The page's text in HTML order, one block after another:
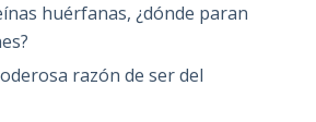
huérfanas, ¿dónde paran
razón de ser del